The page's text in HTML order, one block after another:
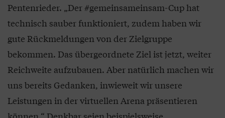
Pentenrieder. „Der #gemeinsameinsam-Cup hat
technisch sauber funktioniert, zudem haben wir
gute Rückmeldungen von der Zielgruppe
bekommen. Das übergeordnete Ziel ist jetzt, weiter
Reichweite aufzubauen. Aber natürlich machen wir
uns bereits Gedanken, inwieweit wir unsere
Leistungen in der virtuellen Arena präsentieren